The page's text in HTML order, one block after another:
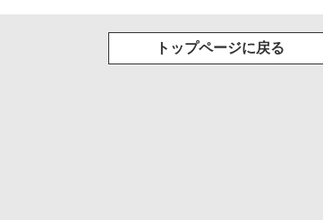
トップページに戻る